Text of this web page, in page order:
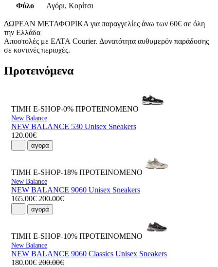
Φύλο
Αγόρι, Κορίτσι
ΔΩΡΕΑΝ ΜΕΤΑΦΟΡΙΚΑ για παραγγελίες άνω των 60€ σε όλη
την Ελλάδα
Αποστολές με ΕΛΤΑ Courier. Δυνατότητα αυθυμερόν παράδοσης
σε κοντινές περιοχές.
Προτεινόμενα
ΤΙΜΗ E-SHOP-0% ΠΡΟΤΕΙΝΟΜΕΝΟ
New Balance
NEW BALANCE 530 Unisex Sneakers
120.00€
αγορά
ΤΙΜΗ E-SHOP-18% ΠΡΟΤΕΙΝΟΜΕΝΟ
New Balance
NEW BALANCE 9060 Unisex Sneakers
165.00€ 200.00€
αγορά
ΤΙΜΗ E-SHOP-10% ΠΡΟΤΕΙΝΟΜΕΝΟ
New Balance
NEW BALANCE 9060 Classics Unisex Sneakers
180.00€ 200.00€